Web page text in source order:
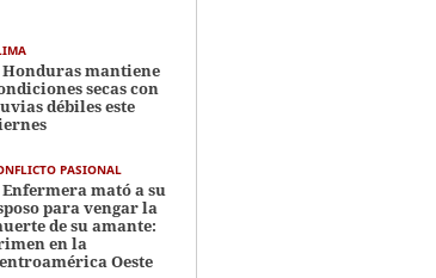
Honduras mantiene
secas con
débiles este
PASIONAL
Enfermera mató a su
para vengar la
de su amante:
en la
Oeste